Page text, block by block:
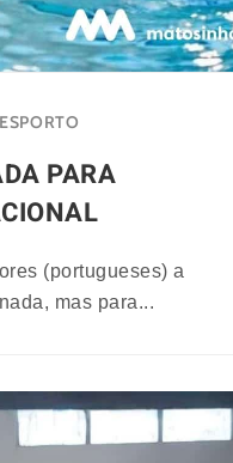
PARA
(portugueses) a
mas para...